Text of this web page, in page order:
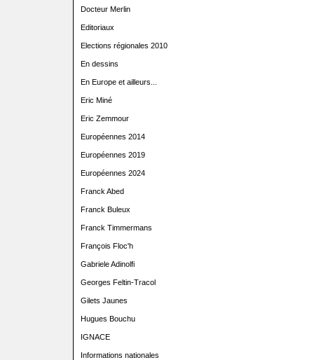
Docteur Merlin
Editoriaux
Elections régionales 2010
En dessins
En Europe et ailleurs...
Eric Miné
Eric Zemmour
Européennes 2014
Européennes 2019
Européennes 2024
Franck Abed
Franck Buleux
Franck Timmermans
François Floc'h
Gabriele Adinolfi
Georges Feltin-Tracol
Gilets Jaunes
Hugues Bouchu
IGNACE
Informations nationales